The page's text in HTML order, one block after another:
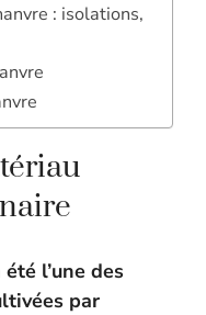
: isolations,
l’une des
par